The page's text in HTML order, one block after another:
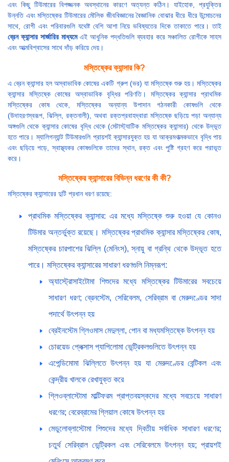
এবং কিছু টিউমারের বিপজ্জনক অবস্থানের কারণে অত্যন্ত কঠিন। যাইহোক, প্রযুক্তির
উন্নতি এবং মস্তিষ্কের টিউমারের মৌলিক জীববিজ্ঞানের বৈজ্ঞানিক বোঝার ধীরে ধীরে উন্মোচনের
সাথে, রোগী এবং পরিবারগুলি যথেষ্ট বেশি আশা নিয়ে ভবিষ্যতের দিকে তাকাতে পারে। তাই
ব্রেন ক্যান্সার সার্জারির মাধ্যমেএই আধুনিক পদ্ধতিগুলি ব্যবহার করে সঞ্চালিত রোগীকে সাহস
এবং আত্মবিশ্বাসের সাথে দাঁড় করিয়ে দেয়।
মস্তিষ্কের ক্যান্সার কি?
এ ব্রেন ক্যান্সার হল অস্বাভাবিক কোষের একটি গ্রুপ (ভর) যা মস্তিষ্কে শুরু হয়। মস্তিষ্কের
ক্যান্সার মস্তিষ্কে কোষের অস্বাভাবিক বৃদ্ধির পরিণতি। মস্তিষ্কের ক্যান্সার প্রাথমিক
মস্তিষ্কের কোষ থেকে, মস্তিষ্কের অন্যান্য উপাদান গঠনকারী কোষগুলি থেকে
(উদাহরণস্বরূপ, ঝিল্লি, রক্তনালী), অথবা রক্তপ্রবাহদ্বারা মস্তিষ্কে ছড়িয়ে পড়া অন্যান্য
অঙ্গগুলি থেকে ক্যান্সার কোষের বৃদ্ধি থেকে (মেটাস্ট্যাটিক মস্তিষ্কের ক্যান্সার) থেকে উদ্ভূত
হতে পারে। ম্যালিগন্যান্ট টিউমারগুলি প্রায়শই ক্যান্সারযুক্ত হয় যা আক্রমণাত্মকভাবে বৃদ্ধি পায়
এবং ছড়িয়ে পড়ে, স্বাস্থ্যকর কোষগুলিকে তাদের স্থান, রক্ত এবং পুষ্টি গ্রহণ করে পরাভূত
করে।
মস্তিষ্কের ক্যান্সারের বিভিন্ন ধরণের কী কী?
মস্তিষ্কের ক্যান্সারের দুটি প্রধান ধরণ রয়েছে:
প্রাথমিক মস্তিষ্কের ক্যান্সার: এর মধ্যে মস্তিষ্কে শুরু হওয়া যে কোনও
টিউমার অন্তর্ভুক্ত রয়েছে। মস্তিষ্কের প্রাথমিক ক্যান্সার মস্তিষ্কের কোষ,
মস্তিষ্কের চারপাশের ঝিল্লি (মেনিংস), স্নায়ু বা গ্রন্থি থেকে উদ্ভূত হতে
পারে। মস্তিষ্কের ক্যান্সারের সাধারণ ধরণগুলি নিম্নরূপ:
অ্যাস্ট্রোসাইটোমা শিশুদের মধ্যে মস্তিষ্কের টিউমারের সবচেয়ে
সাধারণ ধরণ; ব্রেনস্টেম, সেরিবেলম, সেরিব্রাম বা মেরুদণ্ডের সাদা
পদার্থে উৎপন্ন হয়
ব্রেইনস্টেম গ্লিওমাস মেদুল্লা, পোন বা মধ্যমস্তিষ্কে উৎপন্ন হয়
চোরয়েড প্লেক্সাস প্যাপিলোমা ভেন্ট্রিকলগুলিতে উৎপন্ন হয়
এপেন্ডিমোমা ঝিল্লিতে উৎপন্ন হয় যা মেরুদণ্ডের বেন্টিকল এবং
কেন্দ্রীয় খালকে রেখাযুক্ত করে
গ্লিওব্লাস্টোমা মাল্টিফরম প্রাপ্তবয়স্কদের মধ্যে সবচেয়ে সাধারণ
ধরণের; বেরেব্রামের গ্লিয়াল কোষে উৎপন্ন হয়
মেডুলোব্লাস্টোমা শিশুদের মধ্যে দ্বিতীয় সর্বাধিক সাধারণ ধরণের;
চতুর্থ সেরিব্রাল ভেন্ট্রিকল এবং সেরিবেলমে উৎপন্ন হয়; প্রায়শই